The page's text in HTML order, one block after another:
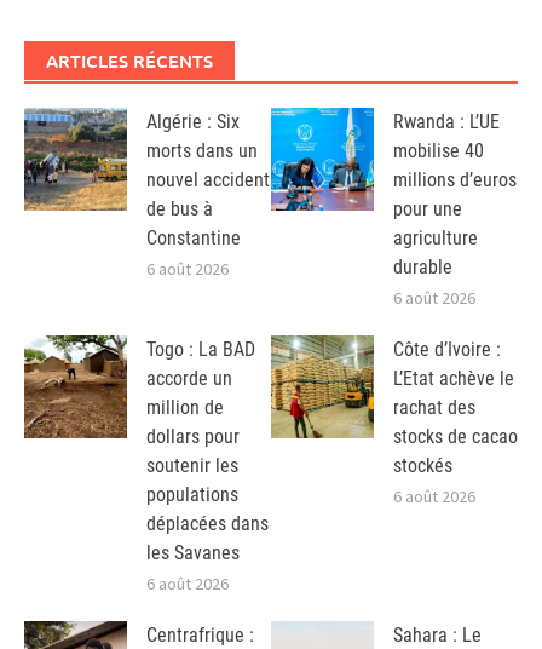
ARTICLES RÉCENTS
Algérie : Six
morts dans un
nouvel accident
de bus à
Constantine
6 août 2026
Rwanda : L’UE
mobilise 40
millions d’euros
pour une
agriculture
durable
6 août 2026
Togo : La BAD
accorde un
million de
dollars pour
soutenir les
populations
déplacées dans
les Savanes
6 août 2026
Côte d’Ivoire :
L’Etat achève le
rachat des
stocks de cacao
stockés
6 août 2026
Centrafrique :
Sahara : Le